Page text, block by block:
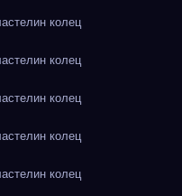
колец
колец
колец
колец
колец